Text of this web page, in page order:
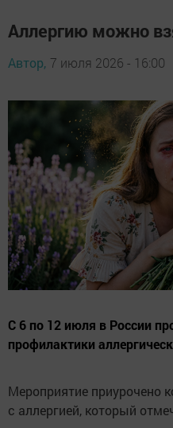
Аллергию можно
Автор, 7 июля 2026 - 16:00
С 6 по 12 июля в России
профилактики
Мероприятие приурочено
с аллергией, который